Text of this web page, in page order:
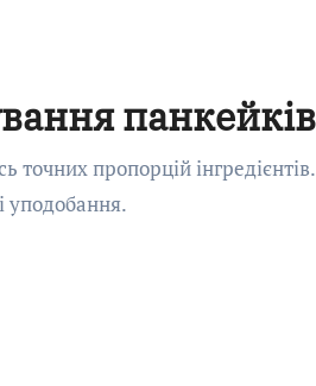
панкейків
пропорцій інгредієнтів.
уподобання.